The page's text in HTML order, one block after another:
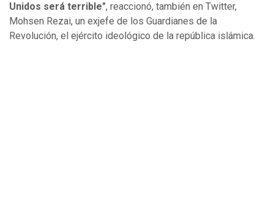
Unidos será terrible", reaccionó, también en Twitter,
Mohsen Rezai, un exjefe de los Guardianes de la
Revolución, el ejército ideológico de la república islámica.